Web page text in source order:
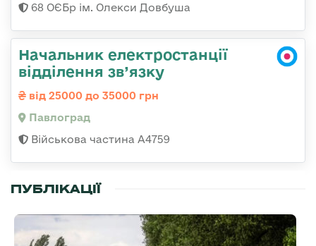
68 ОЄБр ім. Олекси Довбуша
Начальник електростанції
відділення зв’язку
від 25000 до 35000 грн
Павлоград
Військова частина А4759
ПУБЛІКАЦІЇ